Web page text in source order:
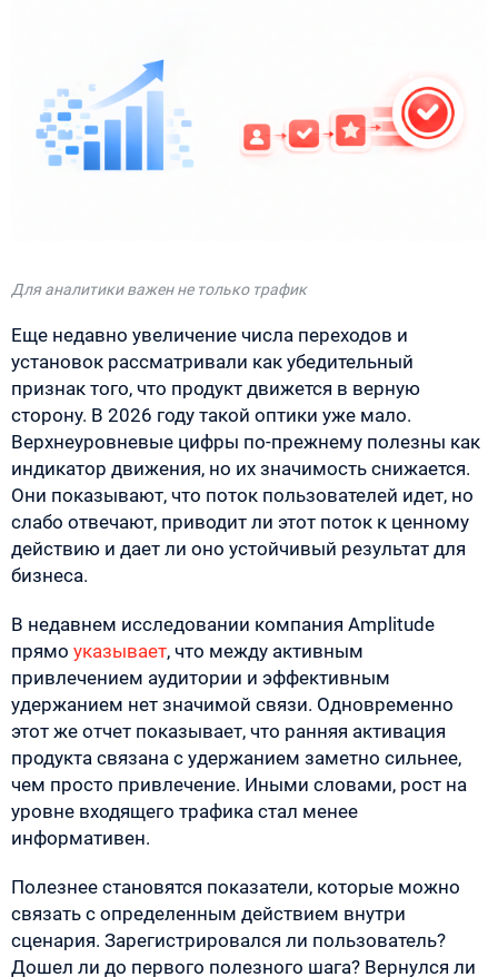
Для аналитики важен не только трафик
Еще недавно увеличение числа переходов и
установок рассматривали как убедительный
признак того, что продукт движется в верную
сторону. В 2026 году такой оптики уже мало.
Верхнеуровневые цифры по-прежнему полезны как
индикатор движения, но их значимость снижается.
Они показывают, что поток пользователей идет, но
слабо отвечают, приводит ли этот поток к ценному
действию и дает ли оно устойчивый результат для
бизнеса.
В недавнем исследовании компания Amplitude
прямо указывает, что между активным
привлечением аудитории и эффективным
удержанием нет значимой связи. Одновременно
этот же отчет показывает, что ранняя активация
продукта связана с удержанием заметно сильнее,
чем просто привлечение. Иными словами, рост на
уровне входящего трафика стал менее
информативен.
Полезнее становятся показатели, которые можно
связать с определенным действием внутри
сценария. Зарегистрировался ли пользователь?
Дошел ли до первого полезного шага? Вернулся ли